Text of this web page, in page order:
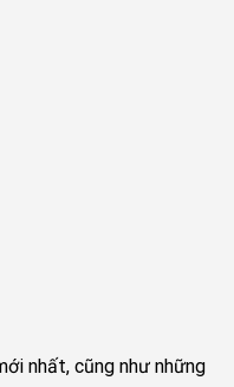
nhất, cũng như những